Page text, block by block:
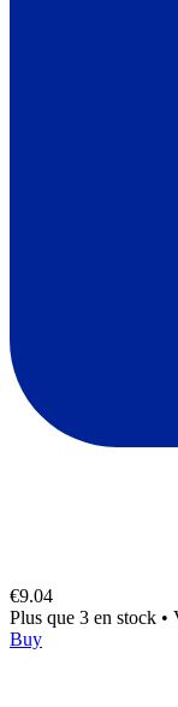
€9.04
Plus que 3 en stock •
Buy